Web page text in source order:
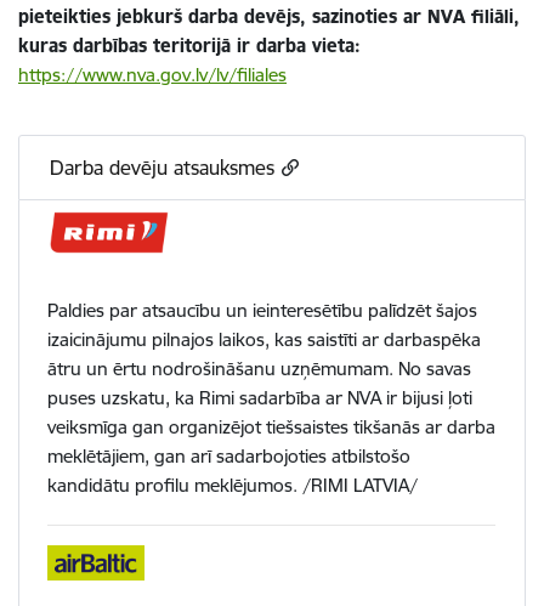
pieteikties jebkurš darba devējs, sazinoties ar NVA filiāli,
kuras darbības teritorijā ir darba vieta:
https://www.nva.gov.lv/lv/filiales
Darba devēju atsauksmes
Paldies par atsaucību un ieinteresētību palīdzēt šajos
izaicinājumu pilnajos laikos, kas saistīti ar darbaspēka
ātru un ērtu nodrošināšanu uzņēmumam. No savas
puses uzskatu, ka Rimi sadarbība ar NVA ir bijusi ļoti
veiksmīga gan organizējot tiešsaistes tikšanās ar darba
meklētājiem, gan arī sadarbojoties atbilstošo
kandidātu profilu meklējumos. /RIMI LATVIA/